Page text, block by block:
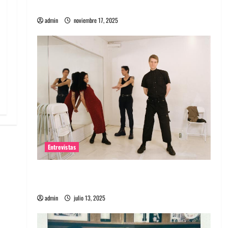
admin noviembre 17, 2025
Entrevistas
admin julio 13, 2025